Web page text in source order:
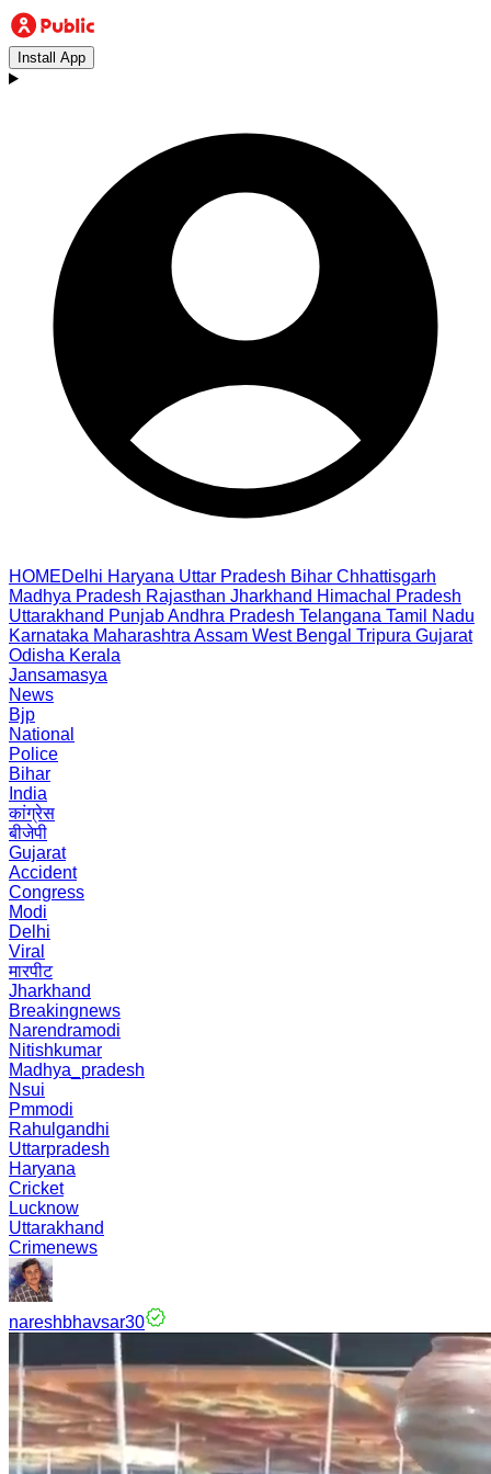
Install App
HOMEDelhi Haryana Uttar Pradesh Bihar Chhattisgarh
Madhya Pradesh Rajasthan Jharkhand Himachal Pradesh
Uttarakhand PunjabAndhra Pradesh Telangana Tamil Nadu
Karnataka Maharashtra Assam West Bengal Tripura Gujarat
Odisha Kerala
Jansamasya
News
Bjp
National
Police
Bihar
India
कांग्रेस
बीजेपी
Gujarat
Accident
Congress
Modi
Delhi
Viral
मारपीट
Jharkhand
Breakingnews
Narendramodi
Nitishkumar
Madhya_pradesh
Nsui
Pmmodi
Rahulgandhi
Uttarpradesh
Haryana
Cricket
Lucknow
Uttarakhand
Crimenews
nareshbhavsar30